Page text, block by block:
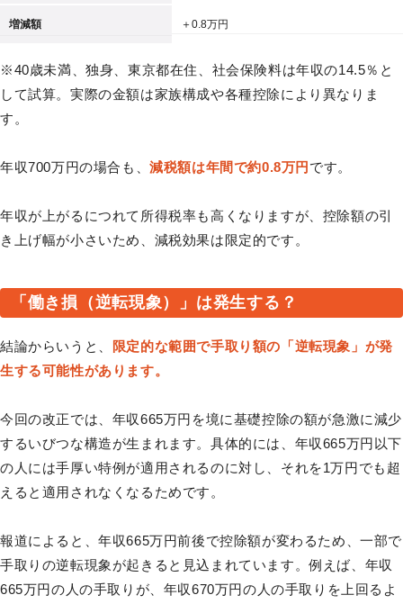
増減額 ＋0.8万円
※40歳未満、独身、東京都在住、社会保険料は年収の14.5％と
して試算。実際の金額は家族構成や各種控除により異なりま
す。
年収700万円の場合も、減税額は年間で約0.8万円 です。
年収が上がるにつれて所得税率も高くなりますが、控除額の引
き上げ幅が小さいため、減税効果は限定的です。
「働き損（逆転現象）」は発生する？
結論からいうと、
限定的な範囲で手取り額の「逆転現象」が発
生する可能性があります。
今回の改正では、年収665万円を境に基礎控除の額が急激に減少
するいびつな構造が生まれます。具体的には、年収665万円以下
の人には手厚い特例が適用されるのに対し、それを1万円でも超
えると適用されなくなるためです。
報道によると、年収665万円前後で控除額が変わるため、一部で
手取りの逆転現象が起きると見込まれています。例えば、年収
665万円の人の手取りが、年収670万円の人の手取りを上回るよ